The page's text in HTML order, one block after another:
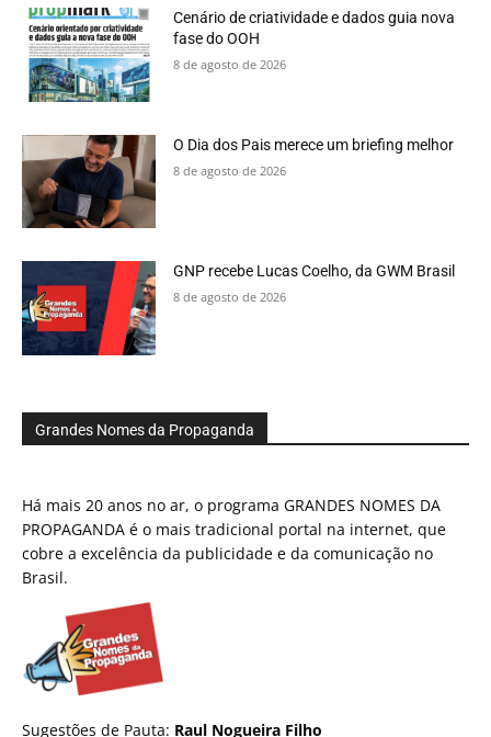
Cenário de criatividade e dados guia nova
fase do OOH
8 de agosto de 2026
O Dia dos Pais merece um briefing melhor
8 de agosto de 2026
GNP recebe Lucas Coelho, da GWM Brasil
8 de agosto de 2026
Grandes Nomes da Propaganda
Há mais 20 anos no ar, o programa GRANDES NOMES DA
PROPAGANDA é o mais tradicional portal na internet, que
cobre a excelência da publicidade e da comunicação no
Brasil.
Sugestões de Pauta: Raul Nogueira Filho